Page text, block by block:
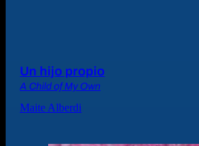
Un hijo propio
A Child of My Own
Maite Alberdi